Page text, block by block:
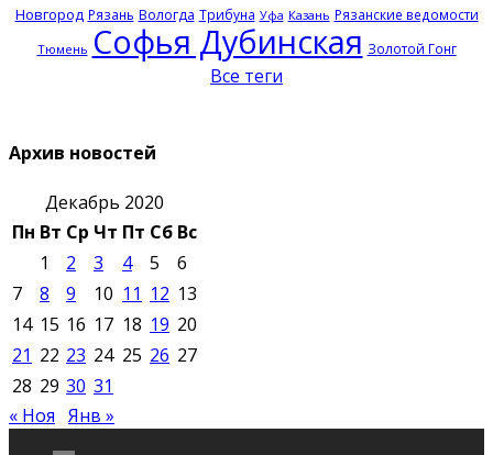
Новгород Рязань Вологда Трибуна Уфа Казань Рязанские ведомости
Тюмень Софья Дубинская Золотой Гонг
Все теги
Архив новостей
Декабрь 2020
Пн Вт Ср Чт Пт Сб Вс
1
2 3 4 5
6
7
8 9 10 11 12 13
14 15 16 17 18 19 20
21 22 23 24 25 26 27
28 29 30 31
« Ноя Янв »